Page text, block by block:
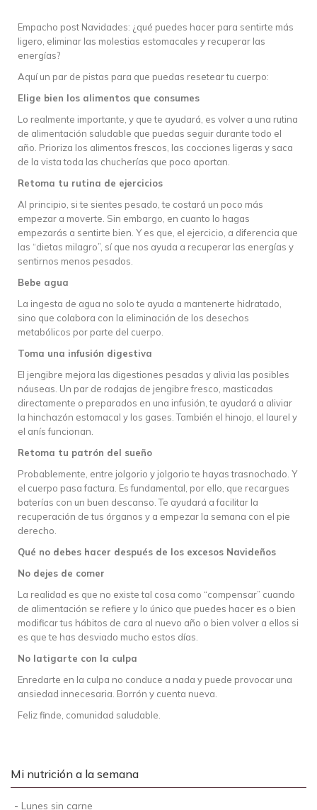
Empacho post Navidades: ¿qué puedes hacer para sentirte más
ligero, eliminar las molestias estomacales y recuperar las
energías?
Aquí un par de pistas para que puedas resetear tu cuerpo:
Elige bien los alimentos que consumes
Lo realmente importante, y que te ayudará, es volver a una rutina
de alimentación saludable que puedas seguir durante todo el
año. Prioriza los alimentos frescos, las cocciones ligeras y saca
de la vista toda las chucherías que poco aportan.
Retoma tu rutina de ejercicios
Al principio, si te sientes pesado, te costará un poco más
empezar a moverte. Sin embargo, en cuanto lo hagas
empezarás a sentirte bien. Y es que, el ejercicio, a diferencia que
las “dietas milagro”, sí que nos ayuda a recuperar las energías y
sentirnos menos pesados.
Bebe agua
La ingesta de agua no solo te ayuda a mantenerte hidratado,
sino que colabora con la eliminación de los desechos
metabólicos por parte del cuerpo.
Toma una infusión digestiva
El jengibre mejora las digestiones pesadas y alivia las posibles
náuseas. Un par de rodajas de jengibre fresco, masticadas
directamente o preparados en una infusión, te ayudará a aliviar
la hinchazón estomacal y los gases. También el hinojo, el laurel y
el anís funcionan.
Retoma tu patrón del sueño
Probablemente, entre jolgorio y jolgorio te hayas trasnochado. Y
el cuerpo pasa factura. Es fundamental, por ello, que recargues
baterías con un buen descanso. Te ayudará a facilitar la
recuperación de tus órganos y a empezar la semana con el pie
derecho.
Qué no debes hacer después de los excesos Navideños
No dejes de comer
La realidad es que no existe tal cosa como “compensar” cuando
de alimentación se refiere y lo único que puedes hacer es o bien
modificar tus hábitos de cara al nuevo año o bien volver a ellos si
es que te has desviado mucho estos días.
No latigarte con la culpa
Enredarte en la culpa no conduce a nada y puede provocar una
ansiedad innecesaria. Borrón y cuenta nueva.
Feliz finde, comunidad saludable.
Mi nutrición a la semana
- Lunes sin carne